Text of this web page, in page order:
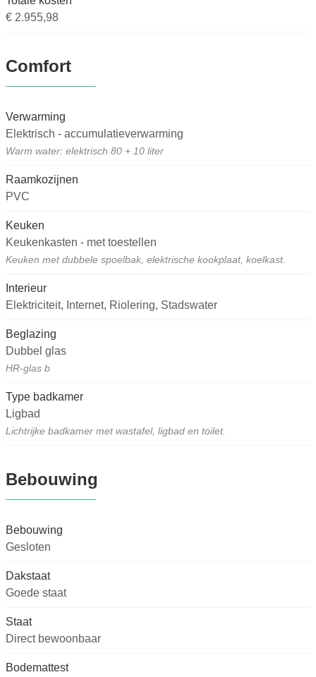
€ 2.955,98
Comfort
Verwarming
Elektrisch - accumulatieverwarming
Warm water: elektrisch 80 + 10 liter
Raamkozijnen
PVC
Keuken
Keukenkasten - met toestellen
Keuken met dubbele spoelbak, elektrische kookplaat, koelkast.
Interieur
Elektriciteit, Internet, Riolering, Stadswater
Beglazing
Dubbel glas
HR-glas b
Type badkamer
Ligbad
Lichtrijke badkamer met wastafel, ligbad en toilet.
Bebouwing
Bebouwing
Gesloten
Dakstaat
Goede staat
Staat
Direct bewoonbaar
Bodemattest